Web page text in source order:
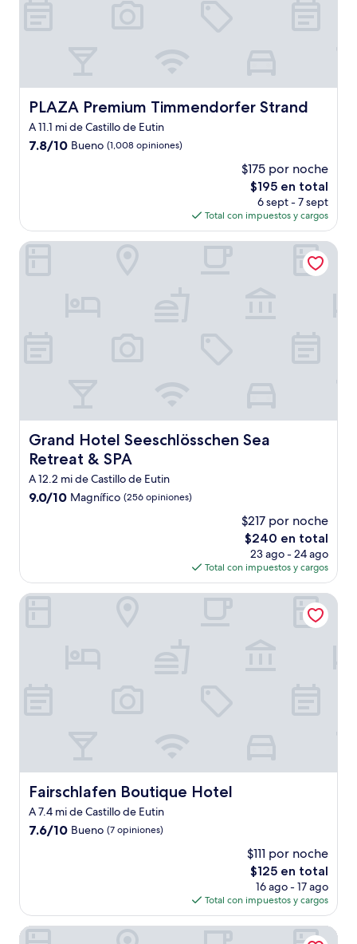
PLAZA Premium Timmendorfer Strand
PLAZA Premium Timmendorfer Strand
A 11.1 mi de Castillo de Eutin
7.8
7.8/10 Bueno (1,008 opiniones)
$175 por noche
El
precio
actual
es
de
$195 en total
6 sept - 7 sept
Total con impuestos y cargos
Grand Hotel Seeschlösschen Sea
Retreat & SPA
Grand Hotel Seeschlösschen Sea Retreat & SPA
A 12.2 mi de Castillo de Eutin
9.0
9.0/10 Magnífico (256 opiniones)
$217 por noche
El
precio
actual
es
de
$240 en total
23 ago - 24 ago
Total con impuestos y cargos
Grand Hotel Seeschlösschen Sea Retreat & SPA
Fairschlafen Boutique Hotel
Fairschlafen Boutique Hotel
A 7.4 mi de Castillo de Eutin
7.6
7.6/10 Bueno (7 opiniones)
$111 por noche
El
precio
actual
es
de
$125 en total
16 ago - 17 ago
Total con impuestos y cargos
Fairschlafen Boutique Hotel
Lake House Plön